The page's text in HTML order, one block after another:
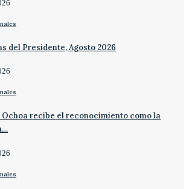
del Presidente, Agosto 2026
Ochoa recibe el reconocimiento como la